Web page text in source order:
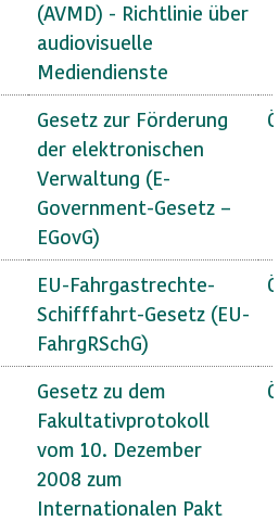
(AVMD) - Richtlinie über
audiovisuelle
Mediendienste
Gesetz zur Förderung
der elektronischen
Verwaltung (E-
Government-Gesetz –
EGovG)
EU-Fahrgastrechte-
Schifffahrt-Gesetz (EU-
FahrgRSchG)
Gesetz zu dem
Fakultativprotokoll
vom 10. Dezember
2008 zum
Internationalen Pakt